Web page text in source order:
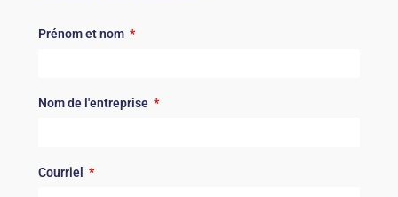
Prénom et nom
Nom de l'entreprise
Courriel